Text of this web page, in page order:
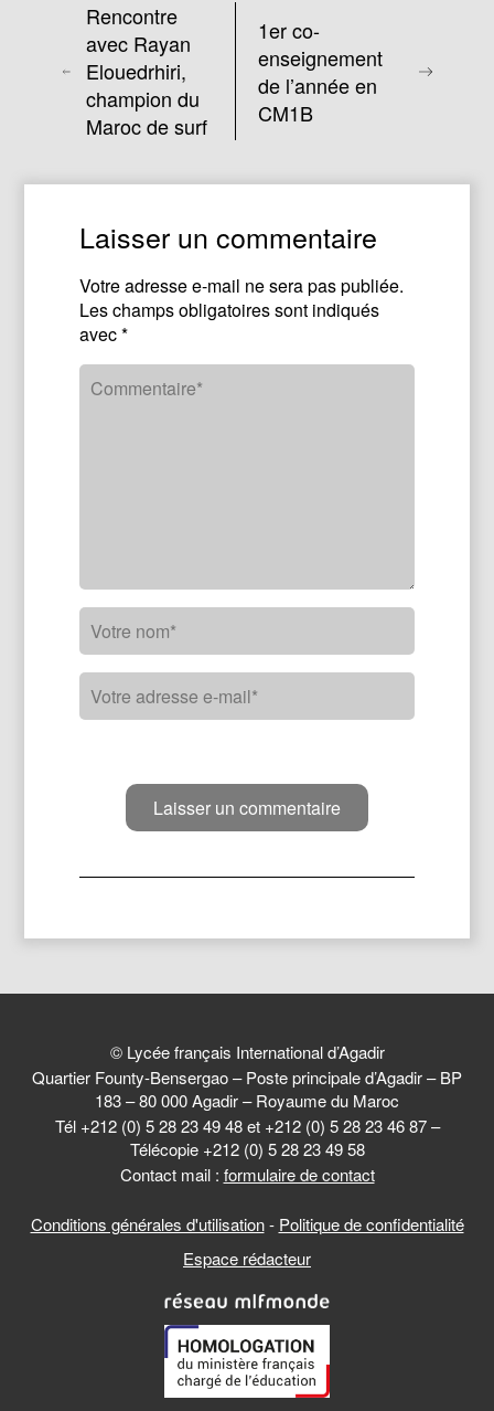
Rencontre
avec Rayan
Elouedrhiri,
champion du
Maroc de surf
1er co-
enseignement
de l’année en
CM1B
Laisser un commentaire
Votre adresse e-mail ne sera pas publiée.
Les champs obligatoires sont indiqués
avec*
© Lycée français International d’Agadir
Quartier Founty-Bensergao – Poste principale d’Agadir – BP
183 – 80 000 Agadir – Royaume du Maroc
Tél +212 (0) 5 28 23 49 48 et +212 (0) 5 28 23 46 87 –
Télécopie +212 (0) 5 28 23 49 58
Contact mail : formulaire de contact
Conditions générales d'utilisation- Politique de confidentialité
Espace rédacteur